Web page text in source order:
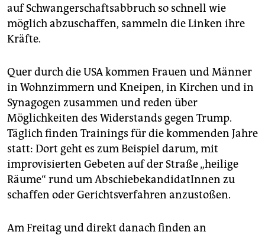
genossenschaft
epaper login
auf Schwangerschaftsabbruch so schnell wie
möglich abzuschaffen, sammeln die Linken ihre
Kräfte.
Quer durch die USA kommen Frauen und Männer
in Wohnzimmern und Kneipen, in Kirchen und in
Synagogen zusammen und reden über
Möglichkeiten des Widerstands gegen Trump.
Täglich finden Trainings für die kommenden Jahre
statt: Dort geht es zum Beispiel darum, mit
improvisierten Gebeten auf der Straße „heilige
Räume“ rund um AbschiebekandidatInnen zu
schaffen oder Gerichtsverfahren anzustoßen.
Am Freitag und direkt danach finden an